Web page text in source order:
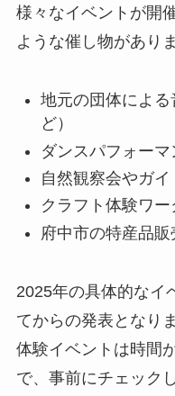
様々なイベントが開
ような催し物があり
地元の団体によ
ど）
ダンスパフォーマ
自然観察会やガイ
クラフト体験ワ
府中市の特産品販
2025年の具体的なイ
てからの発表となり
体験イベントは時間
で、事前にチェック